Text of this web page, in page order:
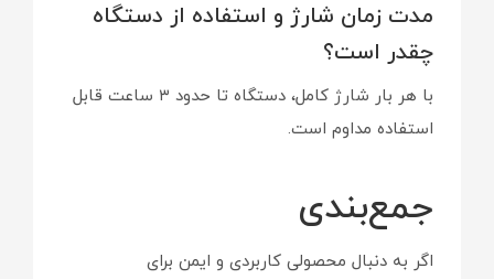
مدت زمان شارژ و استفاده از دستگاه
چقدر است؟
با هر بار شارژ کامل، دستگاه تا حدود ۳ ساعت قابل
استفاده مداوم است.
جمع‌بندی
اگر به دنبال محصولی کاربردی و ایمن برای